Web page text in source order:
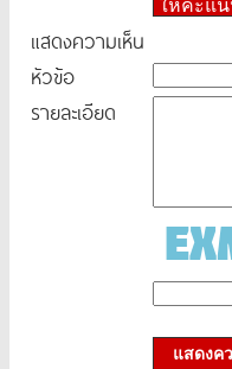
ให้คะแ
แสดงความเห็น
หัวข้อ
รายละเอียด
แสดงค